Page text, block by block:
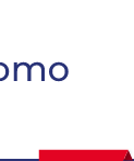
приемане